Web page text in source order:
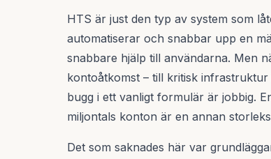
HTS är just den typ av system som
automatiserar och snabbar upp en
snabbare hjälp till användarna. Men
kontoåtkomst – till kritisk
bugg i ett vanligt formulär är jobbig.
miljontals konton är en annan
Det som saknades här var